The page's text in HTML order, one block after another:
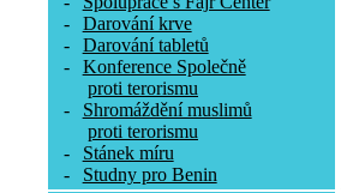
-
Darování krve
-
Darování tabletů
-
Konference Společně
proti terorismu
-
Shromáždění muslimů
proti terorismu
-
Stánek míru
-
Studny pro Benin